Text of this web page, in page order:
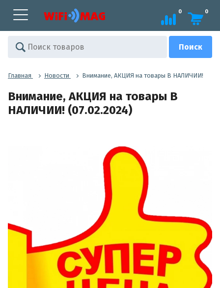
0 0
Главная Новости Внимание, АКЦИЯ на товары В НАЛИЧИИ!
Внимание, АКЦИЯ на товары В
НАЛИЧИИ! (07.02.2024)